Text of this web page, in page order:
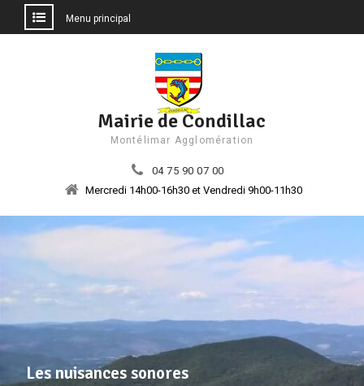
Menu principal
Mairie de Condillac
Montélimar Agglomération
04 75 90 07 00
Mercredi 14h00-16h30 et Vendredi 9h00-11h30
Les nuisances sonores